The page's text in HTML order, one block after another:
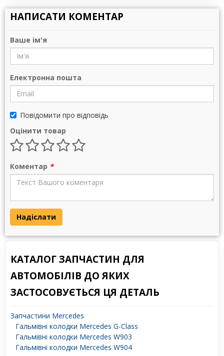
НАПИСАТИ КОМЕНТАР
Ваше ім'я
Електронна пошта
Повідомити про відповідь
Оцінити товар
Коментар *
Надіслати
КАТАЛОГ ЗАПЧАСТИН ДЛЯ
АВТОМОБІЛІВ ДО ЯКИХ
ЗАСТОСОВУЄТЬСЯ ЦЯ ДЕТАЛЬ
Запчастини Mercedes
Гальмівні колодки Mercedes G-Class
Гальмівні колодки Mercedes W903
Гальмівні колодки Mercedes W904